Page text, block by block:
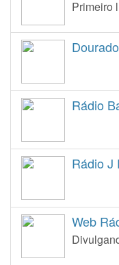
Primeiro
Rádio
Rádio J
Web